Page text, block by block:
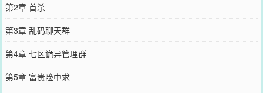
第2章 首杀
第3章 乱码聊天群
第4章 七区诡异管理群
第5章 富贵险中求